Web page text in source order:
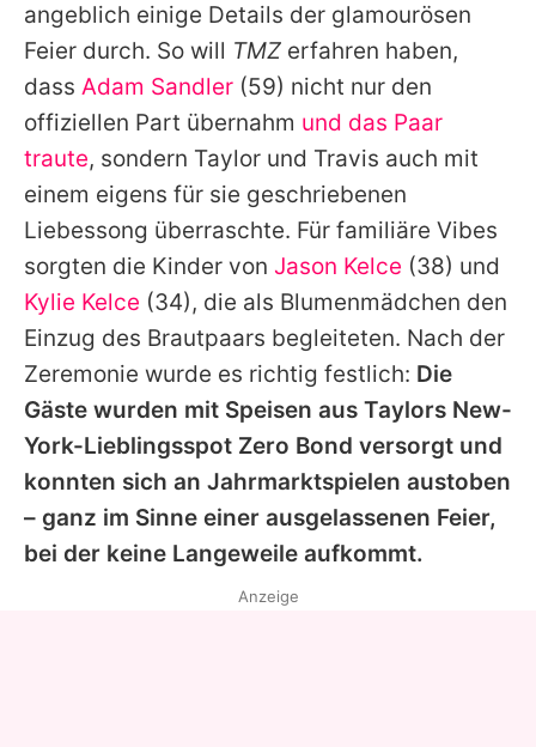
angeblich einige Details der glamourösen
Feier durch. So will TMZ erfahren haben,
dass Adam Sandler (59) nicht nur den
offiziellen Part übernahm und das Paar
traute, sondern Taylor und Travis auch mit
einem eigens für sie geschriebenen
Liebessong überraschte. Für familiäre Vibes
sorgten die Kinder von Jason Kelce (38) und
Kylie Kelce (34), die als Blumenmädchen den
Einzug des Brautpaars begleiteten. Nach der
Zeremonie wurde es richtig festlich: Die
Gäste wurden mit Speisen aus Taylors New-
York-Lieblingsspot Zero Bond versorgt und
konnten sich an Jahrmarktspielen austoben
– ganz im Sinne einer ausgelassenen Feier,
bei der keine Langeweile aufkommt.
Anzeige